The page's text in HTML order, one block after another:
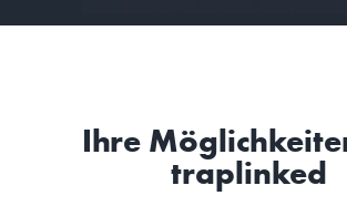
Ihre
traplinked​